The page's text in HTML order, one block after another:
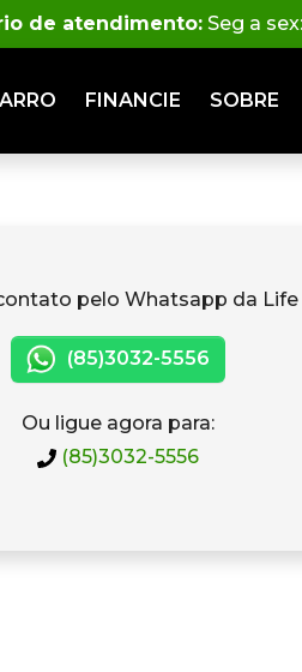
de atendimento: Seg a
FINANCIE SOBRE
pelo Whatsapp da Life
(85)3032-5556
Ou ligue agora para:
(85)3032-5556